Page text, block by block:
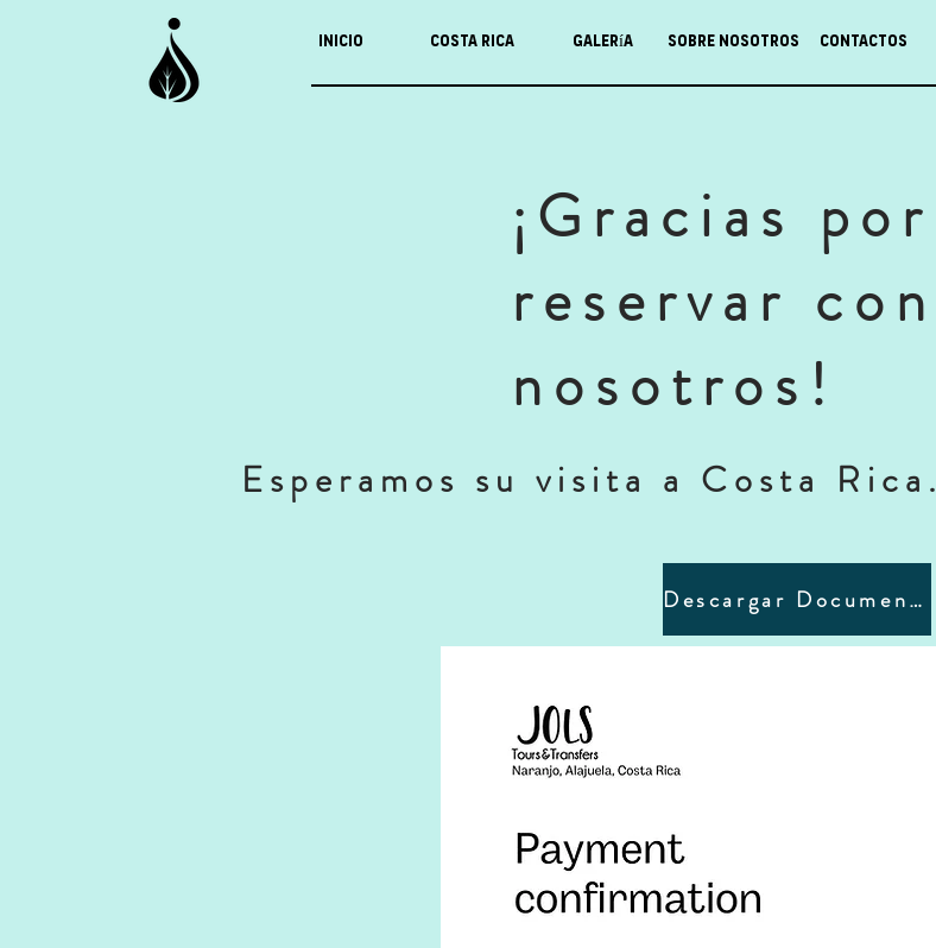
Inicio Costa Rica Galería Sobre nosotros Contactos
¡Gracias por
reservar con
nosotros!
Esperamos su visita a Costa Rica.
Descargar Documento